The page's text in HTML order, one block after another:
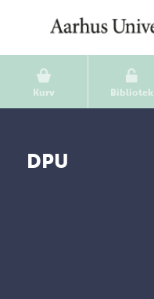
Kurv Bibliotek
DPU